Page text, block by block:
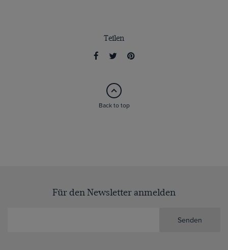
Teilen
Back to top
Für den Newsletter anmelden
Senden